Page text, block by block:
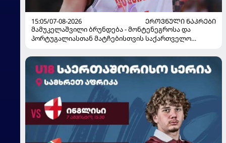
15:05/07-08-2026
ᲔᲠᲝᲕᲜᲣᲚᲘ ᲜᲐᲙᲠᲔᲑᲘ
მამუკელაშვილი ბრუნდება - მონტენეგროსა და
პორტუგალიასთან მატჩებისთვის საქართველო